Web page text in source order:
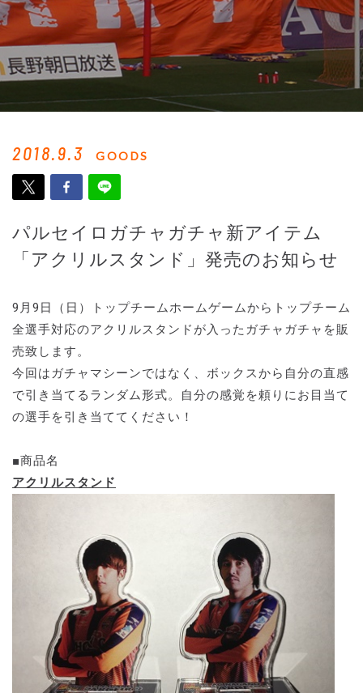
2018.9.3 GOODS
パルセイロガチャガチャ新アイテム
「アクリルスタンド」発売のお知らせ
9月9日（日）トップチームホームゲームからトップチーム
全選手対応のアクリルスタンドが入ったガチャガチャを販
売致します。
今回はガチャマシーンではなく、ボックスから自分の直感
で引き当てるランダム形式。自分の感覚を頼りにお目当て
の選手を引き当ててください！
■商品名
アクリルスタンド